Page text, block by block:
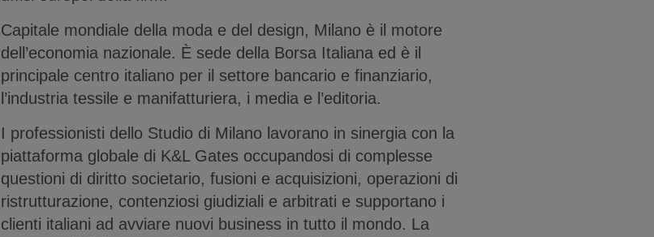
Capitale mondiale della moda e del design, Milano è il motore
dell’economia nazionale. È sede della Borsa Italiana ed è il
principale centro italiano per il settore bancario e finanziario,
l’industria tessile e manifatturiera, i media e l’editoria.
I professionisti dello Studio di Milano lavorano in sinergia con la
piattaforma globale di K&L Gates occupandosi di complesse
questioni di diritto societario, fusioni e acquisizioni, operazioni di
ristrutturazione, contenziosi giudiziali e arbitrati e supportano i
clienti italiani ad avviare nuovi business in tutto il mondo. La